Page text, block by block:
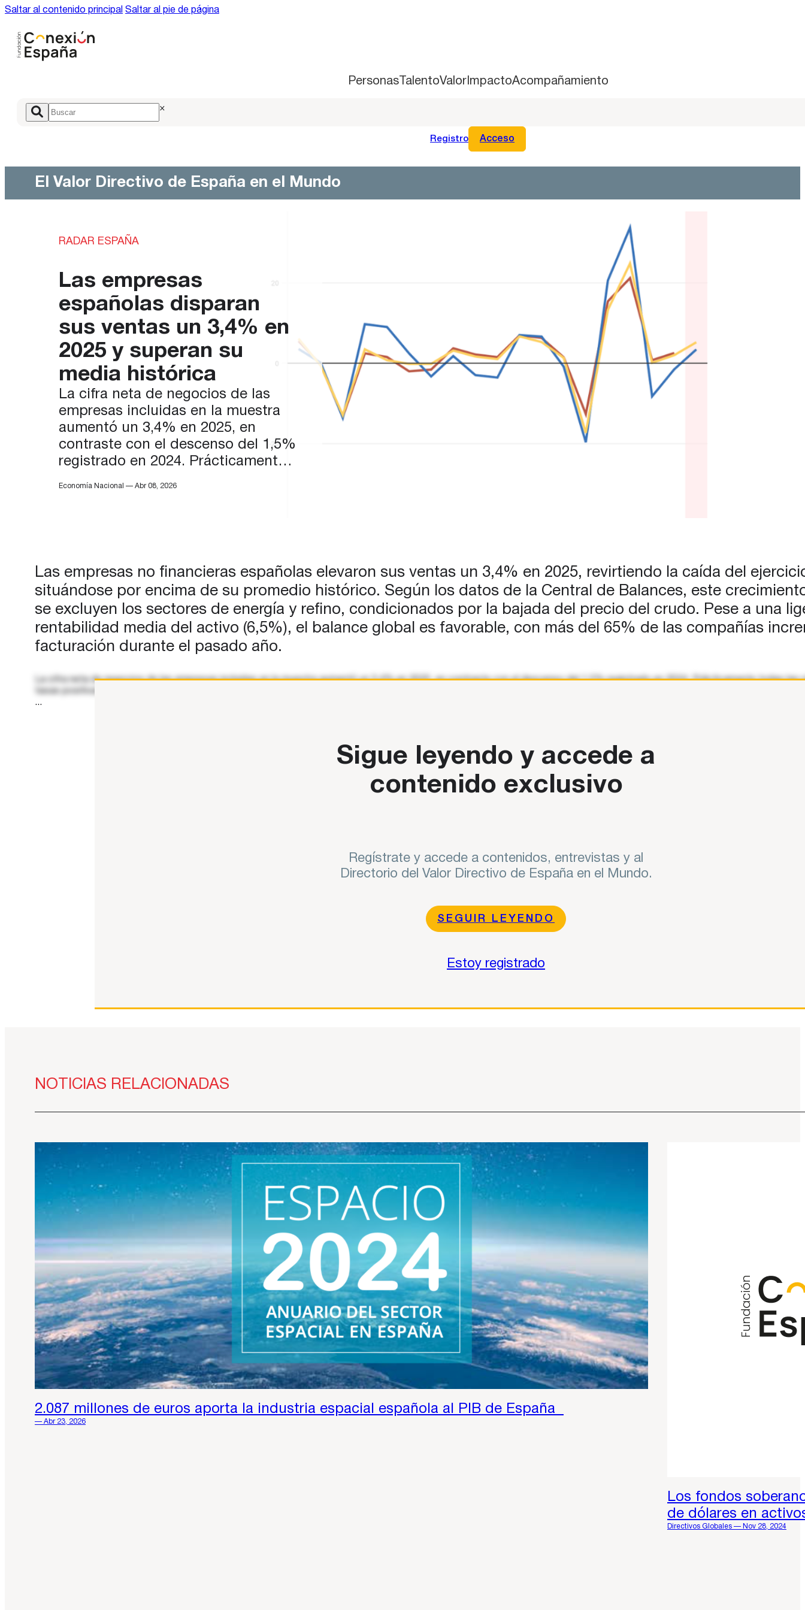
Saltar al contenido principal Saltar al pie de página
PersonasTalentoValorImpactoAcompañamiento
×
Registro Acceso
El Valor Directivo de España en el Mundo
RADAR ESPAÑA
Las empresas
españolas disparan
sus ventas un 3,4% en
2025 y superan su
media histórica
La cifra neta de negocios de las
empresas incluidas en la muestra
aumentó un 3,4% en 2025, en
contraste con el descenso del 1,5%
registrado en 2024. Prácticamente
subsector del refino de petróleo,
que descendió…
Economía Nacional — Abr 08, 2026
Las empresas no financieras españolas elevaron sus ventas un 3,4% en 2025, revirtiendo la caída del
situándose por encima de su promedio histórico. Según los datos de la Central de Balances, este
se excluyen los sectores de energía y refino, condicionados por la bajada del precio del crudo. Pese a una
rentabilidad media del activo (6,5%), el balance global es favorable, con más del 65% de las compañías
facturación durante el pasado año.
La cifra neta de negocios de las empresas incluidas en la muestra aumentó un 3,4% en 2025, en contraste con el descenso del 1,5% registrado en 2024. Prácticamente todas las
...
Sigue leyendo y accede a
contenido exclusivo
Regístrate y accede a contenidos, entrevistas y al
Directorio del Valor Directivo de España en el Mundo.
SEGUIR LEYENDO
Estoy registrado
NOTICIAS RELACIONADAS
2.087 millones de euros aporta la industria espacial española al PIB de España
— Abr 23, 2026
Los fondos
de dólares en
Directivos Globales — Nov 28, 2024